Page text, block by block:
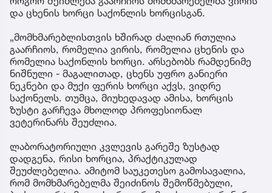
და ცხენის ხორცი საქონლის ხორცისგან.
„მომხმარებლისთვის ხშირად ძალიან რთულია
გაარჩიოს, რომელია ვირის, რომელია ცხენის და
რომელია საქონლის ხორცი. არსებობს რამდენიმე
ნიშნული - მაგალითად, ცხენს უფრო განიერი
ნეკნები და მუქი ფერის ხორცი აქვს, ვიდრე
საქონელს. თუმცა, მიუხედავად ამისა, ხორცის
ზუსტი გარჩევა მხოლოდ პროფესიონალ
ვეტერინარს შეუძლია.
ლაბორატორიული კვლევის გარეშე ზუსტად
დადგენა, რისი ხორცია, პრაქტიკულად
შეუძლებელია. ამიტომ საუკეთესო გამოსავალია,
რომ მომხმარებელმა შეიძინოს შემოწმებული,